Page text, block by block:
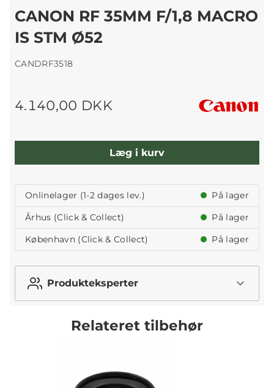
CANON RF 35MM F/1,8 MACRO
IS STM Ø52
CANDRF3518
4.140,00 DKK
Læg i kurv
Onlinelager (1-2 dages lev.)
På lager
Århus (Click & Collect)
På lager
København (Click & Collect)
På lager
Produkteksperter
Relateret tilbehør